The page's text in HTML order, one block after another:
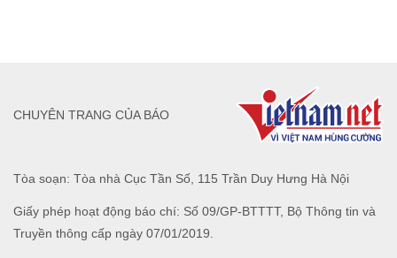
Tòa soạn: Tòa nhà Cục Tần Số, 115 Trần Duy Hưng Hà Nội
Giấy phép hoạt động báo chí: Số 09/GP-BTTTT, Bộ Thông tin và
Truyền thông cấp ngày 07/01/2019.
CHUYÊN TRANG CỦA BÁO